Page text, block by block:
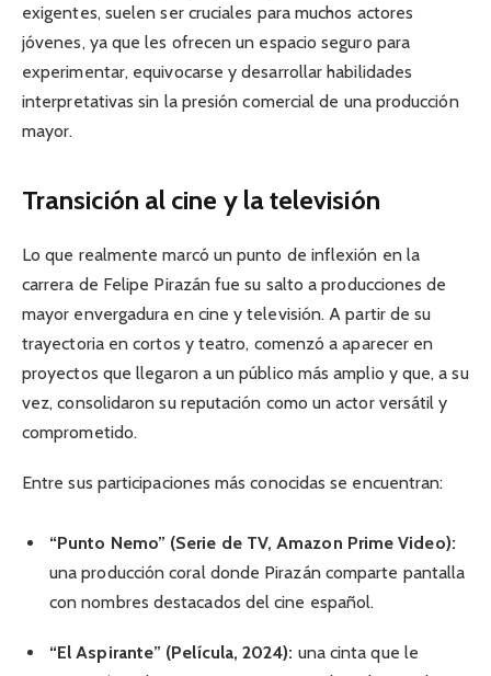
exigentes, suelen ser cruciales para muchos actores
jóvenes, ya que les ofrecen un espacio seguro para
experimentar, equivocarse y desarrollar habilidades
interpretativas sin la presión comercial de una producción
mayor.
Transición al cine y la televisión
Lo que realmente marcó un punto de inflexión en la
carrera de Felipe Pirazán fue su salto a producciones de
mayor envergadura en cine y televisión. A partir de su
trayectoria en cortos y teatro, comenzó a aparecer en
proyectos que llegaron a un público más amplio y que, a su
vez, consolidaron su reputación como un actor versátil y
comprometido.
Entre sus participaciones más conocidas se encuentran:
“Punto Nemo” (Serie de TV, Amazon Prime Video):
una producción coral donde Pirazán comparte pantalla
con nombres destacados del cine español.
“El Aspirante” (Película, 2024): una cinta que le